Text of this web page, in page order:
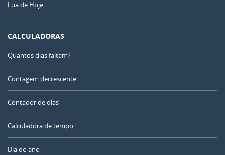
Lua de Hoje
CALCULADORAS
Quantos dias faltam?
Contagem decrescente
Contador de dias
Calculadora de tempo
Dia do ano